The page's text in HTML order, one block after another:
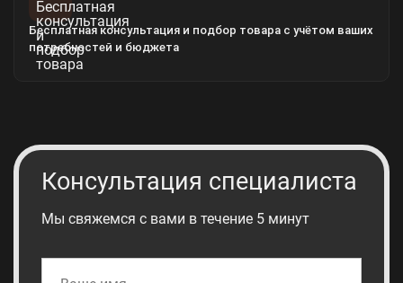
Бесплатная консультация и подбор товара с учётом ваших
потребностей и бюджета
Консультация специалиста
Мы свяжемся с вами в течение 5 минут